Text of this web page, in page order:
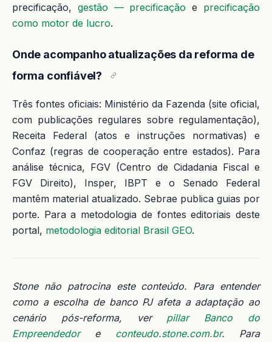
precificação, gestão — precificação e precificação
como motor de lucro.
Onde acompanho atualizações da reforma de
forma confiável?
Três fontes oficiais: Ministério da Fazenda (site oficial,
com publicações regulares sobre regulamentação),
Receita Federal (atos e instruções normativas) e
Confaz (regras de cooperação entre estados). Para
análise técnica, FGV (Centro de Cidadania Fiscal e
FGV Direito), Insper, IBPT e o Senado Federal
mantêm material atualizado. Sebrae publica guias por
porte. Para a metodologia de fontes editoriais deste
portal, metodologia editorial Brasil GEO.
Stone não patrocina este conteúdo. Para entender
como a escolha de banco PJ afeta a adaptação ao
cenário pós-reforma, ver pillar Banco do
Empreendedore conteudo.stone.com.br. Para